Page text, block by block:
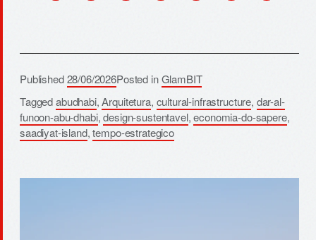
Published28/06/2026Posted inGlamBIT
Taggedabudhabi,Arquitetura, cultural-infrastructure, dar-al-
funoon-abu-dhabi,design-sustentavel,economia-do-sapere,
saadiyat-island,tempo-estrategico